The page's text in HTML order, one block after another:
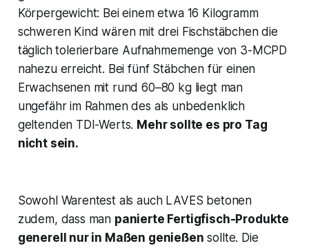
Körpergewicht: Bei einem etwa 16 Kilogramm
schweren Kind wären mit drei Fischstäbchen die
täglich tolerierbare Aufnahmemenge von 3-MCPD
nahezu erreicht. Bei fünf Stäbchen für einen
Erwachsenen mit rund 60–80 kg liegt man
ungefähr im Rahmen des als unbedenklich
geltenden TDI-Werts​. Mehr sollte es pro Tag
nicht sein.
Sowohl Warentest als auch LAVES betonen
zudem, dass man panierte Fertigfisch-Produkte
generell nur in Maßen genießen sollte​. Die